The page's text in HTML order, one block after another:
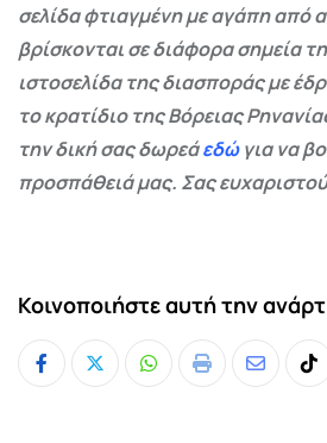
σελίδα φτιαγμένη με αγάπη από
βρίσκονται σε διάφορα σημεία
ιστοσελίδα της διασποράς με
το κρατίδιο της Βόρειας
την δική σας δωρεάεδώγια να
προσπάθειά μας. Σας
Κοινοποιήστε αυτή την
Whatsapp
Print
Share